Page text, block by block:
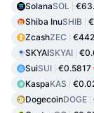
SolanaSOL
Shiba InuSHIB
ZcashZEC
SKYAISKYAI
SuiSUI €0.5817
KaspaKAS
DogecoinDOGE